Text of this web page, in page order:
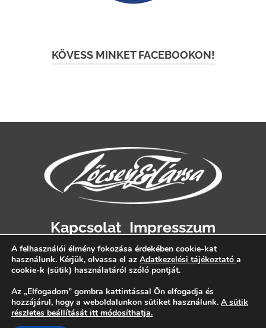
KÖVESS MINKET FACEBOOKON!
Kapcsolat Impresszum
Adatvédelem
A felhasználói élmény fokozása érdekében cookie-kat
használunk. Kérjük, olvassa el az Adatkezelési tájékoztató a
cookie-k (sütik) használatáról szóló pontját.
Az „Elfogadom” gombra kattintással Ön elfogadja és
hozzájárul, hogy a weboldalunkon sütiket használunk. A sütik
részletes beállítását itt módosíthatja.